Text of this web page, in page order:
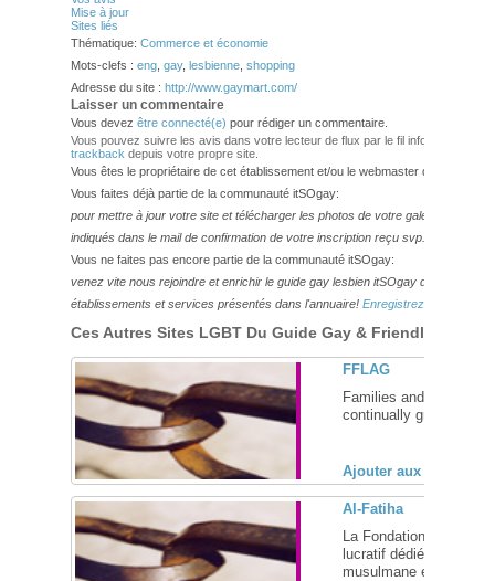
Mise à jour
Sites liés
Thématique: Commerce et économie
Mots-clefs : eng gay, lesbienne shopping
Adresse du site : http://www.gaymart.com/
Laisser un commentaire
Vous devez être connecté(e) pour rédiger un commentaire.
Vous pouvez suivre les avis dans votre lecteur de flux par le fil info
trackback depuis votre propre site.
Vous êtes le propriétaire de cet établissement et/ou le webmaster de ce site?
Vous faites déjà partie de la communauté itSOgay:
pour mettre à jour votre site et télécharger les photos de votre galerie,
indiqués dans le mail de confirmation de votre inscription reçu svp.
Vous ne faites pas encore partie de la communauté itSOgay:
venez vite nous rejoindre et enrichir le guide gay lesbien itSOgay de vos
établissements et services présentés dans l'annuaire! Enregistrez-vous ici!
Ces Autres Sites LGBT Du Guide Gay & Friendly
FFLAG
Families and Friends
continually growing
Ajouter aux favoris
Al-Fatiha
La Fondation Al-
lucratif dédiée aux
musulmane et ceci